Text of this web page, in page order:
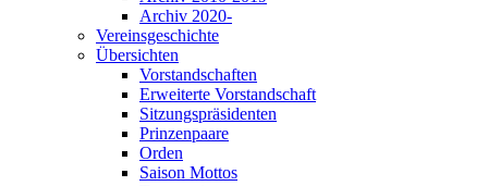
Archiv 2020-
Vereinsgeschichte
Übersichten
Vorstandschaften
Erweiterte Vorstandschaft
Sitzungspräsidenten
Prinzenpaare
Orden
Saison Mottos